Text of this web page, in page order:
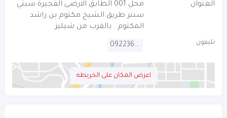
العنوان
محل 001 الطابق الارضى الفجيرة سيتي
سنتر طريق الشيخ مكتوم بن راشد
المكتوم . بالقرب من شيليز
تليفون 092236901
اعرض المكان على الخريطه